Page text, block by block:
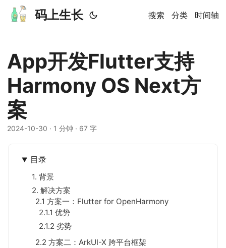
码上生长 搜索 分类 时间轴
App开发Flutter支持
Harmony OS Next方
案
2024-10-30 · 1 分钟 · 67 字
目录
1. 背景
2. 解决方案
2.1 方案一：Flutter for OpenHarmony
2.1.1 优势
2.1.2 劣势
2.2 方案二：ArkUI-X 跨平台框架